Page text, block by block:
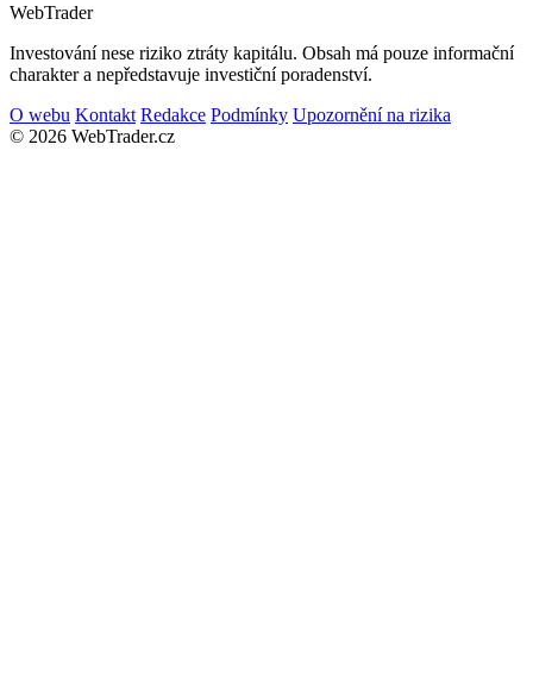
WebTrader
Investování nese riziko ztráty kapitálu. Obsah má pouze informační
charakter a nepředstavuje investiční poradenství.
O webu Kontakt Redakce Podmínky Upozornění na rizika
© 2026 WebTrader.cz